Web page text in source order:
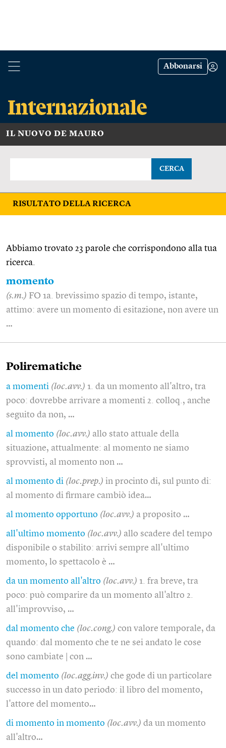
Abbonarsi
IL NUOVO DE MAURO
CERCA
RISULTATO DELLA RICERCA
Abbiamo trovato 23 parole che corrispondono alla tua
ricerca.
momento
(s.m.) FO 1a. brevissimo spazio di tempo, istante,
attimo: avere un momento di esitazione, non avere un
…
Polirematiche
a momenti (loc.avv.) 1. da un momento all'altro, tra
poco: dovrebbe arrivare a momenti 2. colloq., anche
seguito da non, …
al momento (loc.avv.) allo stato attuale della
situazione, attualmente: al momento ne siamo
sprovvisti, al momento non …
al momento di (loc.prep.) in procinto di, sul punto di:
al momento di firmare cambiò idea…
al momento opportuno (loc.avv.) a proposito …
all'ultimo momento (loc.avv.) allo scadere del tempo
disponibile o stabilito: arrivi sempre all'ultimo
momento, lo spettacolo è …
da un momento all'altro (loc.avv.) 1. fra breve, tra
poco: può comparire da un momento all'altro 2.
all'improvviso, …
dal momento che (loc.cong.) con valore temporale, da
quando: dal momento che te ne sei andato le cose
sono cambiate | con …
del momento (loc.agg.inv.) che gode di un particolare
successo in un dato periodo: il libro del momento,
l'attore del momento…
di momento in momento (loc.avv.) da un momento
all'altro…